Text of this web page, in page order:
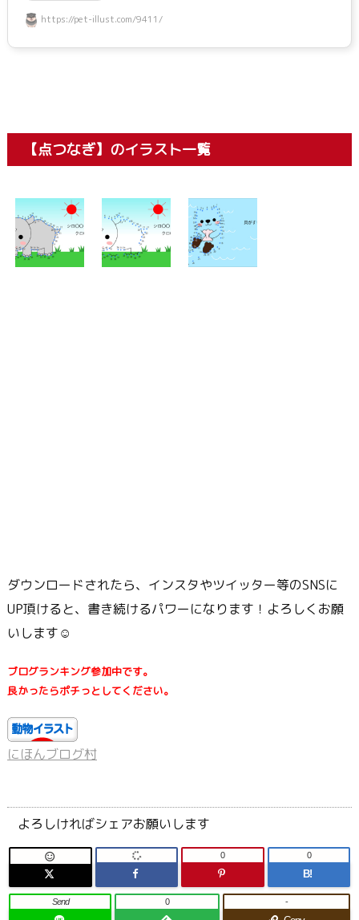
https://pet-illust.com/9411/
【点つなぎ】のイラスト一覧
ダウンロードされたら、インスタやツイッター等のSNSに
UP頂けると、書き続けるパワーになります！よろしくお願
いします☺
ブログランキング参加中です。
良かったらポチっとしてください。
にほんブログ村
よろしければシェアお願いします
 0
B!
0
Send 0 -